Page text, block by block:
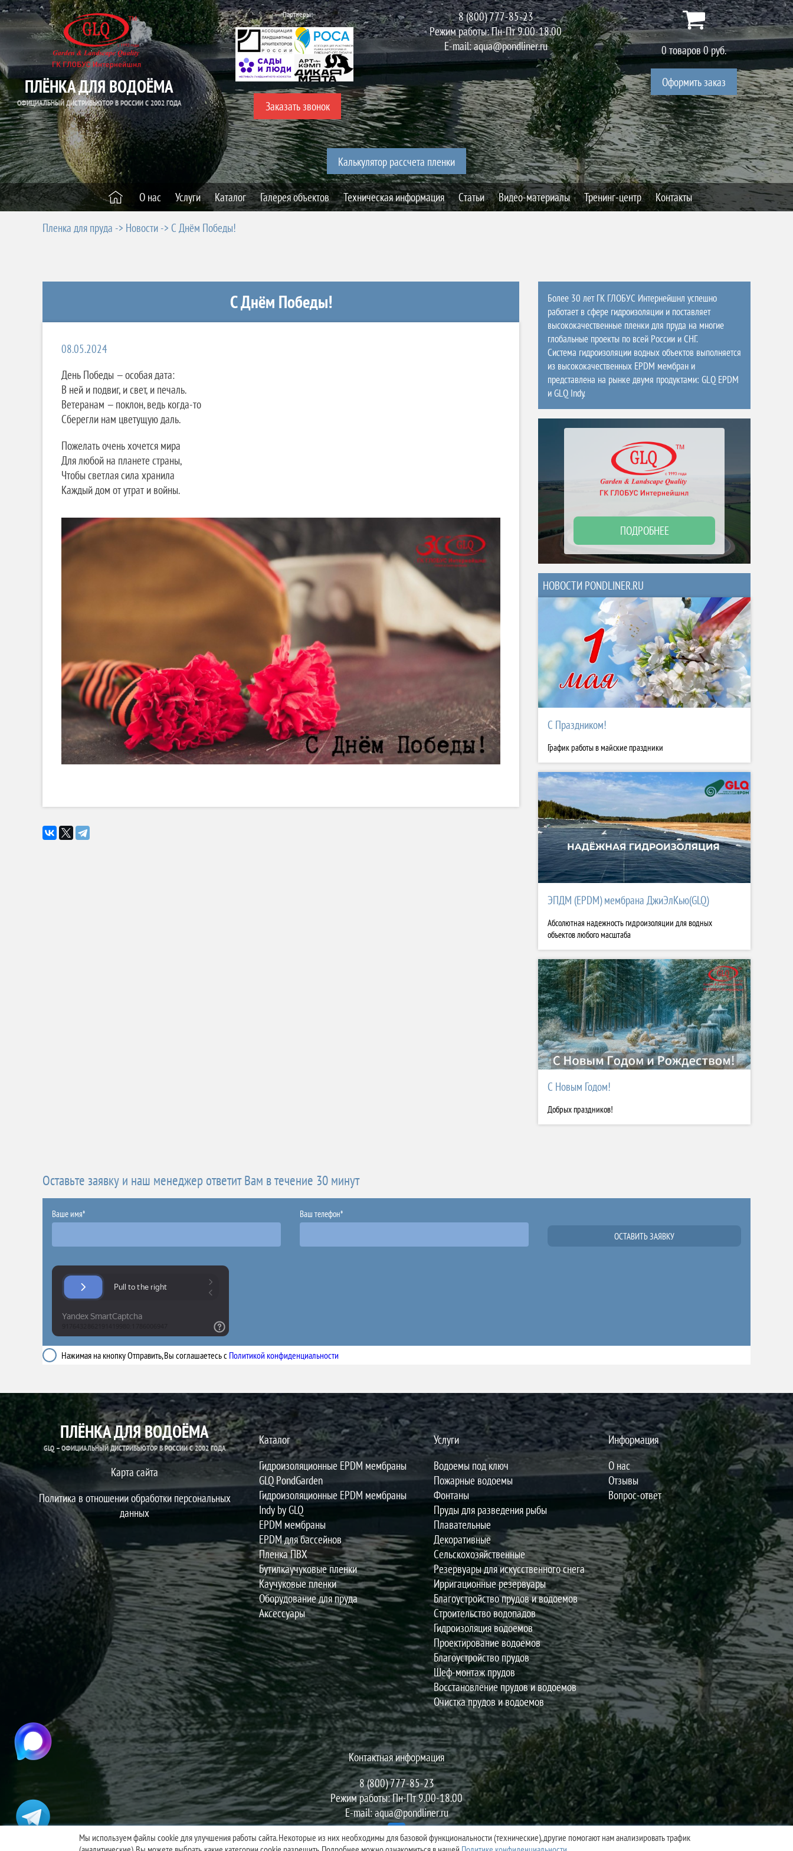
ПЛЁНКА ДЛЯ ВОДОЁМА
ОФИЦИАЛЬНЫЙ ДИСТРИБЬЮТОР В РОССИИ С 2002 ГОДА
Партнеры:
Заказать звонок
8 (800) 777-85-23
Режим работы: Пн-Пт 9.00-18.00
E-mail:aqua@pondliner.ru 0товаров0руб.
Оформить заказ
Калькулятор рассчета пленки
О нас Услуги Каталог Галерея объектов Техническая информация Статьи Видео-материалы Тренинг-центр Контакты
Пленка для пруда -> Новости -> С Днём Победы!
С Днём Победы!
08.05.2024
День Победы — особая дата:
В ней и подвиг, и свет, и печаль.
Ветеранам — поклон, ведь когда-то
Сберегли нам цветущую даль.
Пожелать очень хочется мира
Для любой на планете страны,
Чтобы светлая сила хранила
Каждый дом от утрат и войны.
Более 30 лет ГК ГЛОБУС Интернейшнл успешно
работает в сфере гидроизоляции и поставляет
высококачественные пленки для пруда на многие
глобальные проекты по всей России и СНГ.
Система гидроизоляции водных объектов выполняется
из высококачественных EPDM мембран и
представлена на рынке двумя продуктами: GLQ EPDM
и GLQ Indy.
ПОДРОБНЕЕ
НОВОСТИ PONDLINER.RU
С Праздником!
График работы в майские праздники
ЭПДМ (EPDM) мембрана ДжиЭлКью(GLQ)
Абсолютная надежность гидроизоляции для водных
объектов любого масштаба
С Новым Годом!
Добрых праздников!
Оставьте заявку и наш менеджер ответит Вам в течение 30 минут
Ваше имя*
Ваш телефон*
ОСТАВИТЬ ЗАЯВКУ
Нажимая на кнопку Отправить, Вы соглашаетесь с Политикой конфиденциальности
ПЛЁНКА ДЛЯ ВОДОЁМА
GLQ – ОФИЦИАЛЬНЫЙ ДИСТРИБЬЮТОР В РОССИИ С 2002 ГОДА
Карта сайта
Политика в отношении обработки персональных
данных
Каталог
Гидроизоляционные EPDM мембраны
GLQ PondGarden
Гидроизоляционные EPDM мембраны
Indy by GLQ
EPDM мембраны
EPDM для бассейнов
Пленка ПВХ
Бутилкаучуковые пленки
Каучуковые пленки
Оборудование для пруда
Аксессуары
Услуги
Водоемы под ключ
Пожарные водоемы
Фонтаны
Пруды для разведения рыбы
Плавательные
Декоративные
Сельскохозяйственные
Резервуары для искусственного снега
Ирригационные резервуары
Благоустройство прудов и водоемов
Строительство водопадов
Гидроизоляция водоемов
Проектирование водоемов
Благоустройство прудов
Шеф-монтаж прудов
Восстановление прудов и водоемов
Очистка прудов и водоемов
Информация
О нас
Отзывы
Вопрос-ответ
Контактная информация
8 (800) 777-85-23
Режим работы: Пн-Пт 9.00-18.00
E-mail:aqua@pondliner.ru
Мы используем файлы cookie для улучшения работы сайта. Некоторые из них необходимы для базовой функциональности (технические), другие помогают нам анализировать трафик